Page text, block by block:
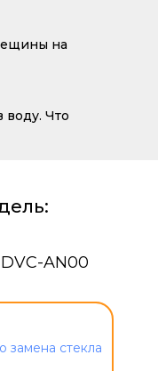
на
воду. Что
AN00